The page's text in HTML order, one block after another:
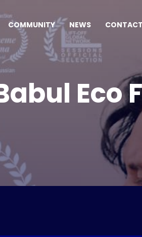
COMMUNITY NEWS CONTACT
Eco